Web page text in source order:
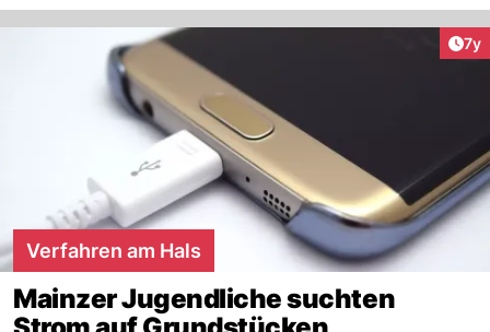
7y
Verfahren am Hals
Mainzer Jugendliche suchten